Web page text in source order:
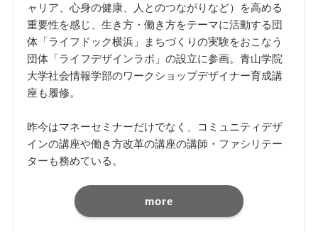
ャリア、心身の健康、人とのつながりなど）を高める
重要性を感じ、生き方・働き方をテーマに活動する団
体「ライフドック横浜」まちづくりの実験をおこなう
団体「ライフデザインラボ」の設立に参画。青山学院
大学社会情報学部のワークショップデザイナー育成講
座も履修。
昨今はマネーセミナーだけでなく、コミュニティデザ
インの講座や働き方改革の講座の講師・ファシリテー
ターも務めている。
more